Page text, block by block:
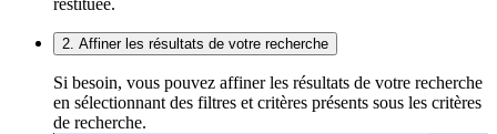
restituée.
2. Affiner les résultats de votre recherche
Si besoin, vous pouvez affiner les résultats de votre recherche
en sélectionnant des filtres et critères présents sous les critères
de recherche.